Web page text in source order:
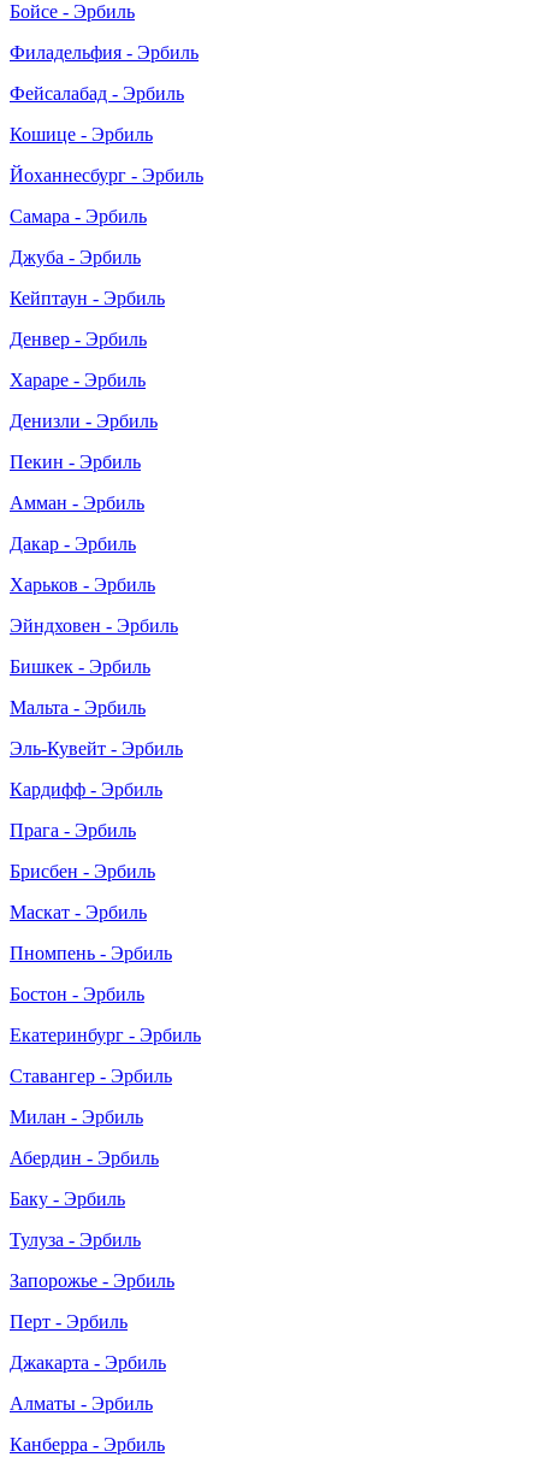
Бойсе - Эрбиль
Филадельфия - Эрбиль
Фейсалабад - Эрбиль
Кошице - Эрбиль
Йоханнесбург - Эрбиль
Самара - Эрбиль
Джуба - Эрбиль
Кейптаун - Эрбиль
Денвер - Эрбиль
Хараре - Эрбиль
Денизли - Эрбиль
Пекин - Эрбиль
Амман - Эрбиль
Дакар - Эрбиль
Харьков - Эрбиль
Эйндховен - Эрбиль
Бишкек - Эрбиль
Мальта - Эрбиль
Эль-Кувейт - Эрбиль
Кардифф - Эрбиль
Прага - Эрбиль
Брисбен - Эрбиль
Маскат - Эрбиль
Пномпень - Эрбиль
Бостон - Эрбиль
Екатеринбург - Эрбиль
Ставангер - Эрбиль
Милан - Эрбиль
Абердин - Эрбиль
Баку - Эрбиль
Тулуза - Эрбиль
Запорожье - Эрбиль
Перт - Эрбиль
Джакарта - Эрбиль
Алматы - Эрбиль
Канберра - Эрбиль